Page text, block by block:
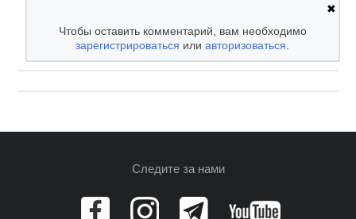
✖
Чтобы оставить комментарий, вам необходимо
зарегистрироваться илиавторизоваться
Следите за нами